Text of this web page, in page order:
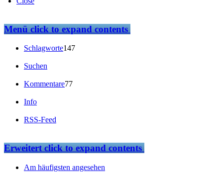
Menüclick to expand contents
Schlagworte147
Suchen
Kommentare77
Info
RSS-Feed
Erweitertclick to expand contents
Am häufigsten angesehen